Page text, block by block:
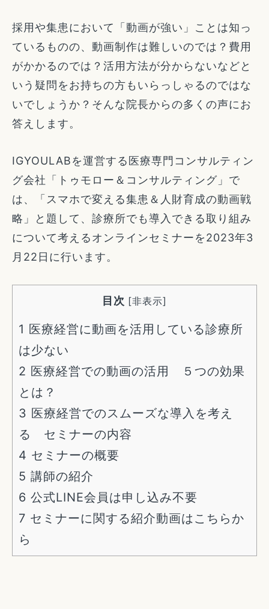
採用や集患において「動画が強い」ことは知っ
ているものの、動画制作は難しいのでは？費用
がかかるのでは？活用方法が分からないなどと
いう疑問をお持ちの方もいらっしゃるのではな
いでしょうか？そんな院長からの多くの声にお
答えします。
IGYOULABを運営する医療専門コンサルティン
グ会社「トゥモロー＆コンサルティング」で
は、「スマホで変える集患＆人財育成の動画戦
略」と題して、診療所でも導入できる取り組み
について考えるオンラインセミナーを2023年3
月22日に行います。
目次 [非表示]
1 医療経営に動画を活用している診療所
は少ない
2 医療経営での動画の活用 ５つの効果
とは？
3 医療経営でのスムーズな導入を考え
る セミナーの内容
4 セミナーの概要
5 講師の紹介
6 公式LINE会員は申し込み不要
7 セミナーに関する紹介動画はこちらか
ら